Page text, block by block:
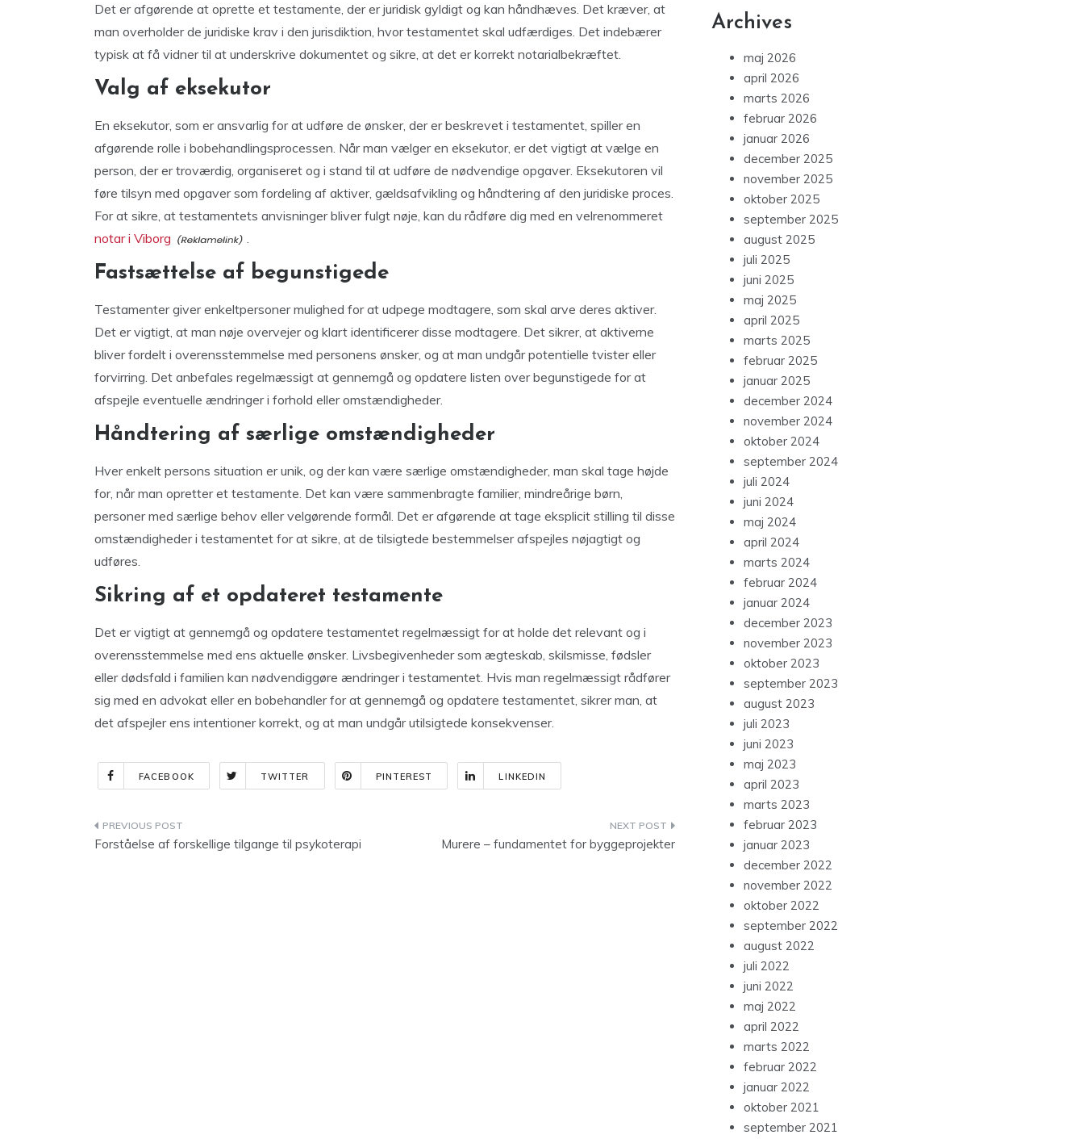
Det er afgørende at oprette et testamente, der er juridisk gyldigt og kan håndhæves. Det kræver, at
man overholder de juridiske krav i den jurisdiktion, hvor testamentet skal udfærdiges. Det indebærer
typisk at få vidner til at underskrive dokumentet og sikre, at det er korrekt notarialbekræftet.
Valg af eksekutor
En eksekutor, som er ansvarlig for at udføre de ønsker, der er beskrevet i testamentet, spiller en
afgørende rolle i bobehandlingsprocessen. Når man vælger en eksekutor, er det vigtigt at vælge en
person, der er troværdig, organiseret og i stand til at udføre de nødvendige opgaver. Eksekutoren vil
føre tilsyn med opgaver som fordeling af aktiver, gældsafvikling og håndtering af den juridiske proces.
For at sikre, at testamentets anvisninger bliver fulgt nøje, kan du rådføre dig med en velrenommeret
notar i Viborg
.
Fastsættelse af begunstigede
Testamenter giver enkeltpersoner mulighed for at udpege modtagere, som skal arve deres aktiver.
Det er vigtigt, at man nøje overvejer og klart identificerer disse modtagere. Det sikrer, at aktiverne
bliver fordelt i overensstemmelse med personens ønsker, og at man undgår potentielle tvister eller
forvirring. Det anbefales regelmæssigt at gennemgå og opdatere listen over begunstigede for at
afspejle eventuelle ændringer i forhold eller omstændigheder.
Håndtering af særlige omstændigheder
Hver enkelt persons situation er unik, og der kan være særlige omstændigheder, man skal tage højde
for, når man opretter et testamente. Det kan være sammenbragte familier, mindreårige børn,
personer med særlige behov eller velgørende formål. Det er afgørende at tage eksplicit stilling til disse
omstændigheder i testamentet for at sikre, at de tilsigtede bestemmelser afspejles nøjagtigt og
udføres.
Sikring af et opdateret testamente
Det er vigtigt at gennemgå og opdatere testamentet regelmæssigt for at holde det relevant og i
overensstemmelse med ens aktuelle ønsker. Livsbegivenheder som ægteskab, skilsmisse, fødsler
eller dødsfald i familien kan nødvendiggøre ændringer i testamentet. Hvis man regelmæssigt rådfører
sig med en advokat eller en bobehandler for at gennemgå og opdatere testamentet, sikrer man, at
det afspejler ens intentioner korrekt, og at man undgår utilsigtede konsekvenser.
FACEBOOK TWITTER PINTEREST LINKEDIN
Indlægsnavigation
Forståelse af forskellige tilgange til psykoterapi Murere – fundamentet for byggeprojekter
Archives
maj 2026
april 2026
marts 2026
februar 2026
januar 2026
december 2025
november 2025
oktober 2025
september 2025
august 2025
juli 2025
juni 2025
maj 2025
april 2025
marts 2025
februar 2025
januar 2025
december 2024
november 2024
oktober 2024
september 2024
juli 2024
juni 2024
maj 2024
april 2024
marts 2024
februar 2024
januar 2024
december 2023
november 2023
oktober 2023
september 2023
august 2023
juli 2023
juni 2023
maj 2023
april 2023
marts 2023
februar 2023
januar 2023
december 2022
november 2022
oktober 2022
september 2022
august 2022
juli 2022
juni 2022
maj 2022
april 2022
marts 2022
februar 2022
januar 2022
oktober 2021
september 2021